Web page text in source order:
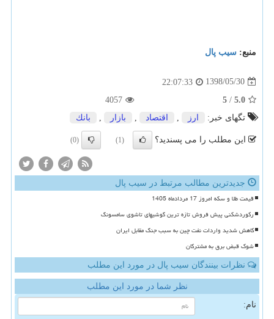
منبع: سیب پال
1398/05/30
22:07:33
5.0
/
5
4057
تگهای خبر:
ارز اقتصاد بازار بانك
این مطلب را می پسندید؟ (1)
(0)
جدیدترین مطالب مرتبط در سیب پال
قیمت طلا و سکه امروز 17 مردادماه 1405
رکوردشکنی پیش فروش تازه ترین گوشیهای تاشوی سامسونگ
کاهش شدید واردات نفت چین به سبب جنگ مقابل ایران
شوک قبض برق به مشترکان
نظرات بینندگان سیب پال در مورد این مطلب
نظر شما در مورد این مطلب
نام: